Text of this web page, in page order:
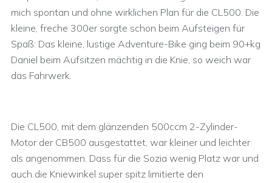
mich spontan und ohne wirklichen Plan für die CL500. Die
kleine, freche 300er sorgte schon beim Aufsteigen für
Spaß: Das kleine, lustige Adventure-Bike ging beim 90+kg
Daniel beim Aufsitzen mächtig in die Knie, so weich war
das Fahrwerk.
Die CL500, mit dem glänzenden 500ccm 2-Zylinder-
Motor der CB500 ausgestattet, war kleiner und leichter
als angenommen. Dass für die Sozia wenig Platz war und
auch die Kniewinkel super spitz limitierte den